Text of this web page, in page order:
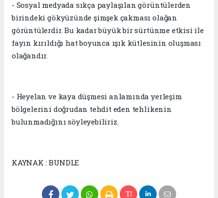
- Sosyal medyada sıkça paylaşılan görüntülerden
birindeki gökyüzünde şimşek çakması olağan
görüntülerdir. Bu kadar büyük bir sürtünme etkisi ile
fayın kırıldığı hat boyunca ışık kütlesinin oluşması
olağandır.
- Heyelan ve kaya düşmesi anlamında yerleşim
bölgelerini doğrudan tehdit eden tehlikenin
bulunmadığını söyleyebiliriz.
KAYNAK : BUNDLE